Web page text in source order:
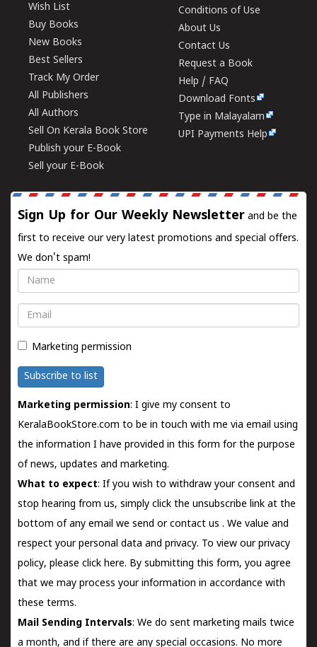
Wish List
Buy Books
New Books
Best Sellers
Track My Order
All Publishers
All Authors
Sell On Kerala Book Store
Publish your E-Book
Sell your E-Book
Conditions of Use
About Us
Contact Us
Request a Book
Help / FAQ
Download Fonts
Type in Malayalam
UPI Payments Help
Sign Up for Our Weekly Newsletter and be the
first to receive our very latest promotions and special offers.
We don't spam!
Name
Email
Marketing permission
Subscribe to list
Marketing permission: I give my consent to
KeralaBookStore.com to be in touch with me via email using
the information I have provided in this form for the purpose
of news, updates and marketing.
What to expect: If you wish to withdraw your consent and
stop hearing from us, simply click the unsubscribe link at the
bottom of any email we send orcontact us . We value and
respect your personal data and privacy. To view our privacy
policy, please click here. By submitting this form, you agree
that we may process your information in accordance with
these terms.
Mail Sending Intervals: We do sent marketing mails twice
a month, and if there are any special occasions. No more